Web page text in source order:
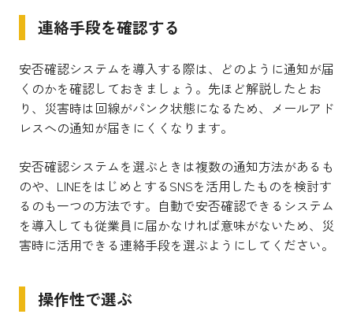
連絡手段を確認する
安否確認システムを導入する際は、どのように通知が届
くのかを確認しておきましょう。先ほど解説したとお
り、災害時は回線がパンク状態になるため、メールアド
レスへの通知が届きにくくなります。
安否確認システムを選ぶときは複数の通知方法があるも
のや、LINEをはじめとするSNSを活用したものを検討す
るのも一つの方法です。自動で安否確認できるシステム
を導入しても従業員に届かなければ意味がないため、災
害時に活用できる連絡手段を選ぶようにしてください。
操作性で選ぶ